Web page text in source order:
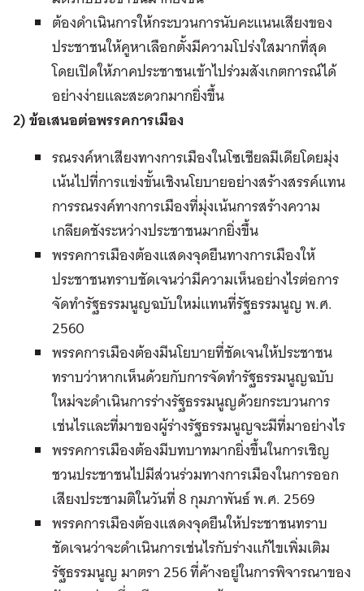
ต้องดำเนินการให้กระบวนการนับคะแนนเสียงของ
ประชาชนให้คูหาเลือกตั้งมีความโปร่งใสมากที่สุด
โดยเปิดให้ภาคประชาชนเข้าไปร่วมสังเกตการณ์ได้
อย่างง่ายและสะดวกมากยิ่งขึ้น
2) ข้อเสนอต่อพรรคการเมือง
รณรงค์หาเสียงทางการเมืองในโซเชียลมีเดียโดยมุ่ง
เน้นไปที่การแข่งขั้นเชิงนโยบายอย่างสร้างสรรค์แทน
การรณรงค์ทางการเมืองที่มุ่งเน้นการสร้างความ
เกลียดชังระหว่างประชาชนมากยิ่งขึ้น
พรรคการเมืองต้องแสดงจุดยืนทางการเมืองให้
ประชาชนทราบชัดเจนว่ามีความเห็นอย่างไรต่อการ
จัดทำรัฐธรรมนูญฉบับใหม่แทนที่รัฐธรรมนูญ พ.ศ.
2560
พรรคการเมืองต้องมีนโยบายที่ชัดเจนให้ประชาชน
ทราบว่าหากเห็นด้วยกับการจัดทำรัฐธรรมนูญฉบับ
ใหม่จะดำเนินการร่างรัฐธรรมนูญด้วยกระบวนการ
เช่นไรและที่มาของผู้ร่างรัฐธรรมนูญจะมีที่มาอย่างไร
พรรคการเมืองต้องมีบทบาทมากยิ่งขึ้นในการเชิญ
ชวนประชาชนไปมีส่วนร่วมทางการเมืองในการออก
เสียงประชามติในวันที่ 8 กุมภาพันธ์ พ.ศ. 2569
พรรคการเมืองต้องแสดงจุดยืนให้ประชาชนทราบ
ชัดเจนว่าจะดำเนินการเช่นไรกับร่างแก้ไขเพิ่มเติม
รัฐธรรมนูญ มาตรา 256 ที่ค้างอยู่ในการพิจารณาของ